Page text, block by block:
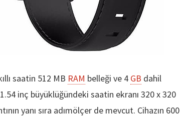
saatin 512 MB RAM belleği ve 4 GB dahil
inç büyüklüğündeki saatin ekranı 320 x 320
yanı sıra adımölçer de mevcut. Cihazın 600